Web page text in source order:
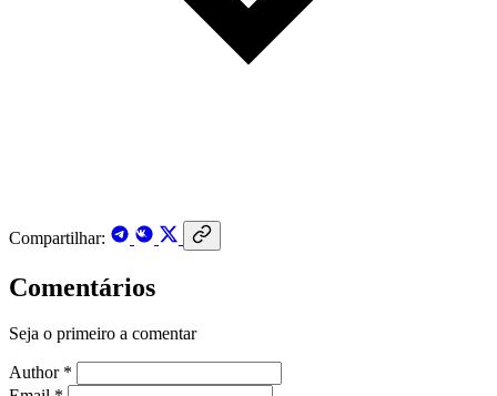
Compartilhar:
Comentários
Seja o primeiro a comentar
Author *